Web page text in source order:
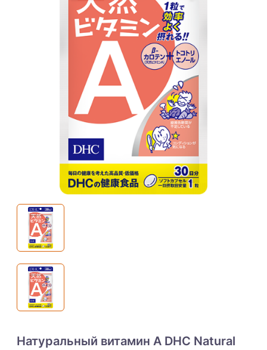
Натуральный витамин А DHC Natural